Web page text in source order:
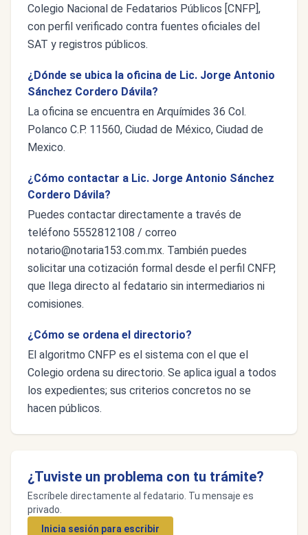
Colegio Nacional de Fedatarios Públicos [CNFP],
con perfil verificado contra fuentes oficiales del
SAT y registros públicos.
¿Dónde se ubica la oficina de Lic. Jorge Antonio
Sánchez Cordero Dávila?
La oficina se encuentra en Arquímides 36 Col.
Polanco C.P. 11560, Ciudad de México, Ciudad de
Mexico.
¿Cómo contactar a Lic. Jorge Antonio Sánchez
Cordero Dávila?
Puedes contactar directamente a través de
teléfono 5552812108 / correo
notario@notaria153.com.mx. También puedes
solicitar una cotización formal desde el perfil CNFP,
que llega directo al fedatario sin intermediarios ni
comisiones.
¿Cómo se ordena el directorio?
El algoritmo CNFP es el sistema con el que el
Colegio ordena su directorio. Se aplica igual a todos
los expedientes; sus criterios concretos no se
hacen públicos.
¿Tuviste un problema con tu trámite?
Escríbele directamente al fedatario. Tu mensaje es
privado.
Inicia sesión para escribir